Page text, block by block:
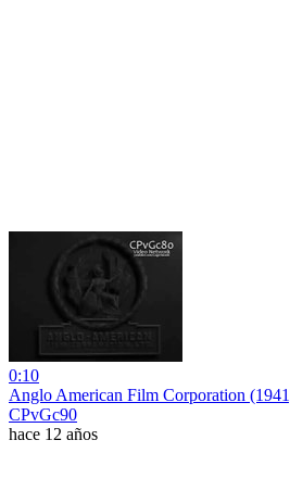
0:10
Anglo American Film Corporation
CPvGc90
hace 12 años